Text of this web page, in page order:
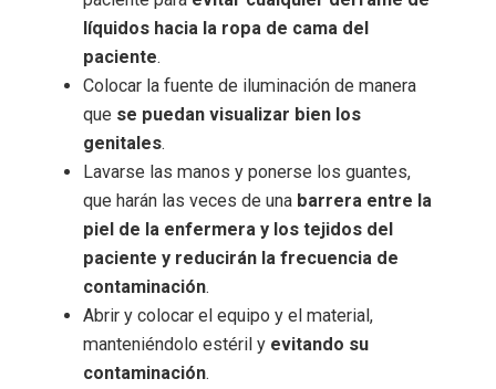
líquidos hacia la ropa de cama del
paciente.
Colocar la fuente de iluminación de manera
que se puedan visualizar bien los
genitales.
Lavarse las manos y ponerse los guantes,
que harán las veces de una barrera entre la
piel de la enfermera y los tejidos del
paciente y reducirán la frecuencia de
contaminación.
Abrir y colocar el equipo y el material,
manteniéndolo estéril y evitando su
contaminación.